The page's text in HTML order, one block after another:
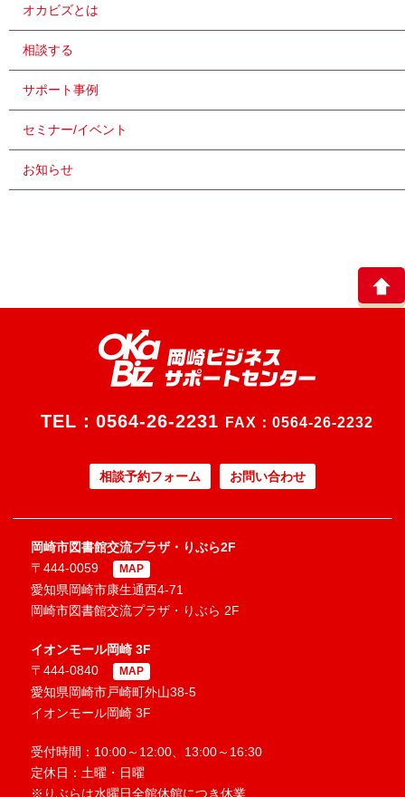
オカビズとは
相談する
サポート事例
セミナー/イベント
お知らせ
TEL： 0564-26-2231 FAX：0564-26-2232
相談予約フォーム お問い合わせ
岡崎市図書館交流プラザ・りぶら2F
〒444-0059
MAP
愛知県岡崎市康生通西4-71
岡崎市図書館交流プラザ・りぶら 2F
イオンモール岡崎 3F
〒444-0840
MAP
愛知県岡崎市戸崎町外山38-5
イオンモール岡崎 3F
受付時間：10:00～12:00、13:00～16:30
定休日：土曜・日曜
※りぶらは水曜日全館休館につき休業